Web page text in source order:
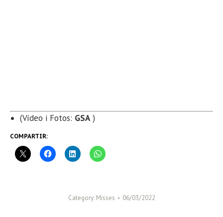
(Vídeo i Fotos: GSA )
COMPARTIR:
Category: Misses 06/03/2022